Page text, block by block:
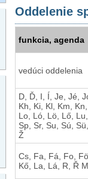
Oddelenie
funkcia, agenda
vedúci oddelenia
D, Ď, I, Í, Je, Jé,
Kh, Ki, Kl, Km,
Lo, Ló, Lö, Lő,
Sp, Sr, Su, Sú,
Ž
Cs, Fa, Fá, Fo,
Kő, La, Lá, R, Ř